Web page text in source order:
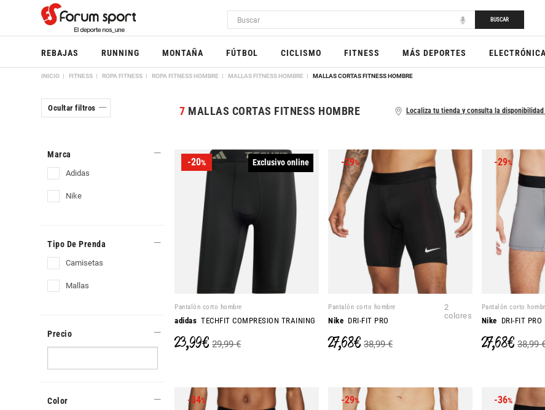
BUSCAR
REBAJAS RUNNING MONTAÑA FÚTBOL CICLISMO FITNESS MÁS DEPORTES ELECTRÓNICA
INICIO FITNESS ROPA FITNESS ROPA FITNESS HOMBRE MALLAS FITNESS HOMBRE MALLAS CORTAS FITNESS HOMBRE
Localiza tu tienda y consulta la
7 MALLAS CORTAS FITNESS HOMBRE
-20% Exclusivo online
Pantalón corto hombre
adidas TECHFIT COMPRESION TRAINING
23,99 € 29,99 €
-29%
Pantalón corto hombre
Nike DRI-FIT PRO
2
colores
27,68 € 38,99 €
-29%
Pantalón corto
Nike DRI-FIT PRO
27,68 € 38,99
-34% -29% -36%
Ocultar filtros
Marca
adidas
nike
Tipo De Prenda
camisetas
mallas
Precio
Color